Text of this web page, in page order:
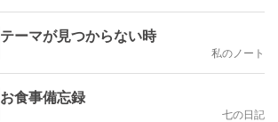
テーマが見つからない時
私のノート
お食事備忘録
七の日記